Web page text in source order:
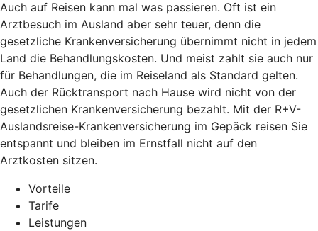
Auch auf Reisen kann mal was passieren. Oft ist ein
Arztbesuch im Ausland aber sehr teuer, denn die
gesetzliche Krankenversicherung übernimmt nicht in jedem
Land die Behandlungskosten. Und meist zahlt sie auch nur
für Behandlungen, die im Reiseland als Standard gelten.
Auch der Rücktransport nach Hause wird nicht von der
gesetzlichen Krankenversicherung bezahlt. Mit der R+V-
Auslandsreise-Krankenversicherung im Gepäck reisen Sie
entspannt und bleiben im Ernstfall nicht auf den
Arztkosten sitzen.
Vorteile
Tarife
Leistungen